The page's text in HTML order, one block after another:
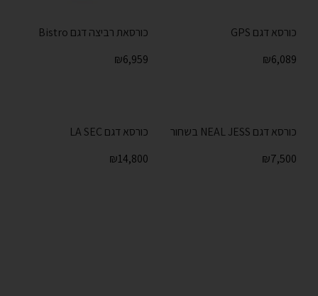
כורסא דגם GPS
₪6,089
כורסאת רביצה דגם Bistro
₪6,959
כורסא דגם NEAL JESS בשחור
₪7,500
כורסא דגם LA SEC
₪14,800